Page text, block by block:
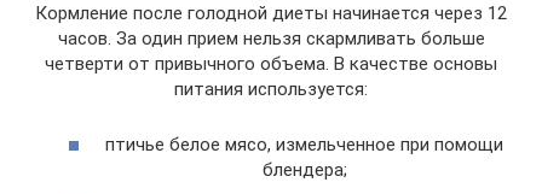
Кормление после голодной диеты начинается через 12
часов. За один прием нельзя скармливать больше
четверти от привычного объема. В качестве основы
питания используется:
птичье белое мясо, измельченное при помощи
блендера;